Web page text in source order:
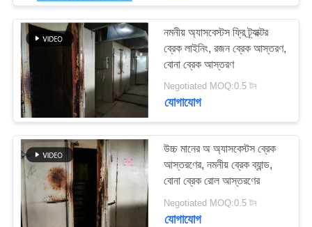
নমনীয় অ্যাসবেস্টস ফ্রি ট্র্যাক্টর
ব্রেক লাইনিং, রজন ব্রেক আস্তরণ,
বোনা ব্রেক আস্তরণ
Negotiated MOQ:0.5 টন
যোগাযোগ
উচ্চ মানের অ অ্যাসবেস্টস ব্রেক
আস্তরণের, নমনীয় ব্রেক ব্যান্ড,
বোনা ব্রেক রোল আস্তরণের
Negotiated MOQ:0.5 টন
যোগাযোগ